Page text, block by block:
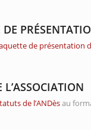
DE
de présentation
L’ASSOCIATION
de l’ANDèsau